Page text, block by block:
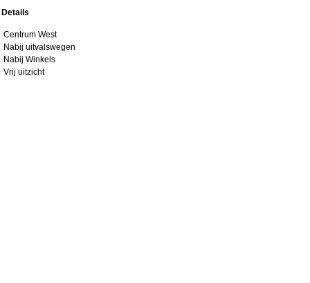
Details
Centrum West
Nabij uitvalswegen
Nabij Winkels
Vrij uitzicht